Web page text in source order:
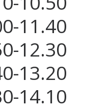
11.40
12.30
13.20
14.10